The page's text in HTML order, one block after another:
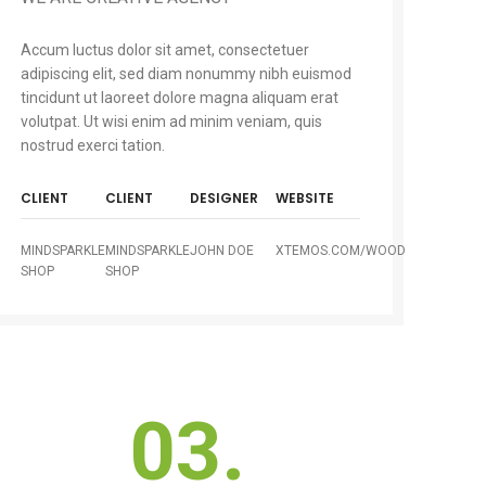
Accum luctus dolor sit amet, consectetuer
adipiscing elit, sed diam nonummy nibh euismod
tincidunt ut laoreet dolore magna aliquam erat
volutpat. Ut wisi enim ad minim veniam, quis
nostrud exerci tation.
CLIENT
MINDSPARKLE
SHOP
CLIENT
MINDSPARKLE
SHOP
DESIGNER
JOHN DOE
WEBSITE
XTEMOS.COM/WOOD
03.